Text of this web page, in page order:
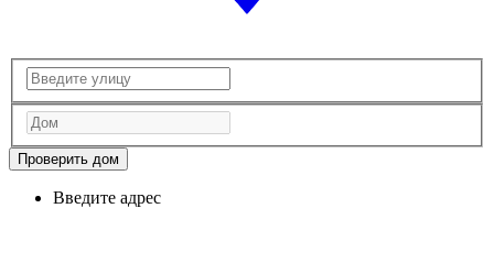
Проверить дом
Введите адрес